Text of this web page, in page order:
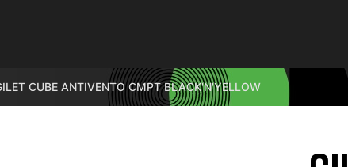
CUBE ANTIVENTO CMPT BLACK'N'YELLOW